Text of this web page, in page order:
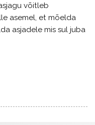
võitleb
asemel, et mõelda
asjadele mis sul juba